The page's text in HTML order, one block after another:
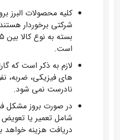
کلیه محصولات البرز
شرکتی برخوردار
است.
لازم به ذکر است که
های فیزیکی، ضربه،
نادرست نمی‌ شود.
در صورت بروز مشکل
شامل تعمیر یا
دریافت هزینه خواهد